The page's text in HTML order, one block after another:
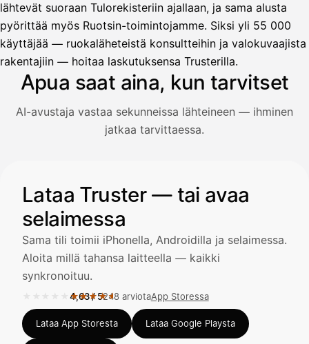
lähtevät suoraan Tulorekisteriin ajallaan, ja sama alusta
pyörittää myös Ruotsin-toimintojamme. Siksi yli 55 000
käyttäjää — ruokaläheteistä konsultteihin ja valokuvaajista
rakentajiin — hoitaa laskutuksensa Trusterilla.
Apua saat aina, kun tarvitset
AI-avustaja vastaa sekunneissa lähteineen — ihminen
jatkaa tarvittaessa.
Avustaja
Hei! Miten voin auttaa?
Avaa Kuitit-välilehti ja valitse
Kirjoita viesti…
Lataa Truster — tai avaa
selaimessa
Sama tili toimii iPhonella, Androidilla ja selaimessa.
Aloita millä tahansa laitteella — kaikki
synkronoituu.
★★★★★
Arvosana 4,63 / 5 App Storessa, 248 arviota.
4,63/5248 arviotaApp Storessa
Lataa App Storesta Lataa Google Playsta